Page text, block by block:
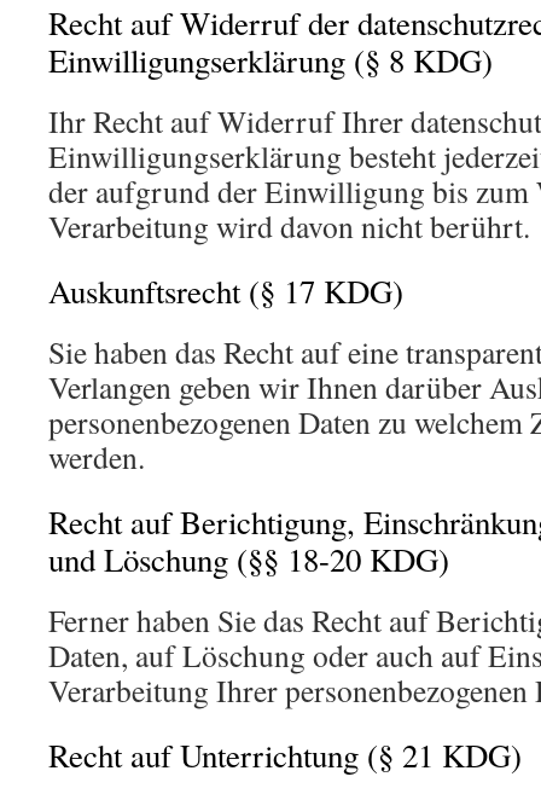
Recht auf Widerruf der
Einwilligungserklärung (§ 8 KDG)
Ihr Recht auf Widerruf Ihrer
Einwilligungserklärung besteht
der aufgrund der Einwilligung bis
Verarbeitung wird davon nicht berührt.
Auskunftsrecht (§ 17 KDG)
Sie haben das Recht auf eine
Verlangen geben wir Ihnen darüber
personenbezogenen Daten zu welchem
werden.
Recht auf Berichtigung,
und Löschung (§§ 18-20 KDG)
Ferner haben Sie das Recht auf
Daten, auf Löschung oder auch auf
Verarbeitung Ihrer personenbezogenen
Recht auf Unterrichtung (§ 21 KDG)